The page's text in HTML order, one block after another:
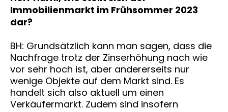
Immobilienmarkt im Frühsommer 2023
dar?
BH: Grundsätzlich kann man sagen, dass die
Nachfrage trotz der Zinserhöhung nach wie
vor sehr hoch ist, aber andererseits nur
wenige Objekte auf dem Markt sind. Es
handelt sich also aktuell um einen
Verkäufermarkt. Zudem sind insofern